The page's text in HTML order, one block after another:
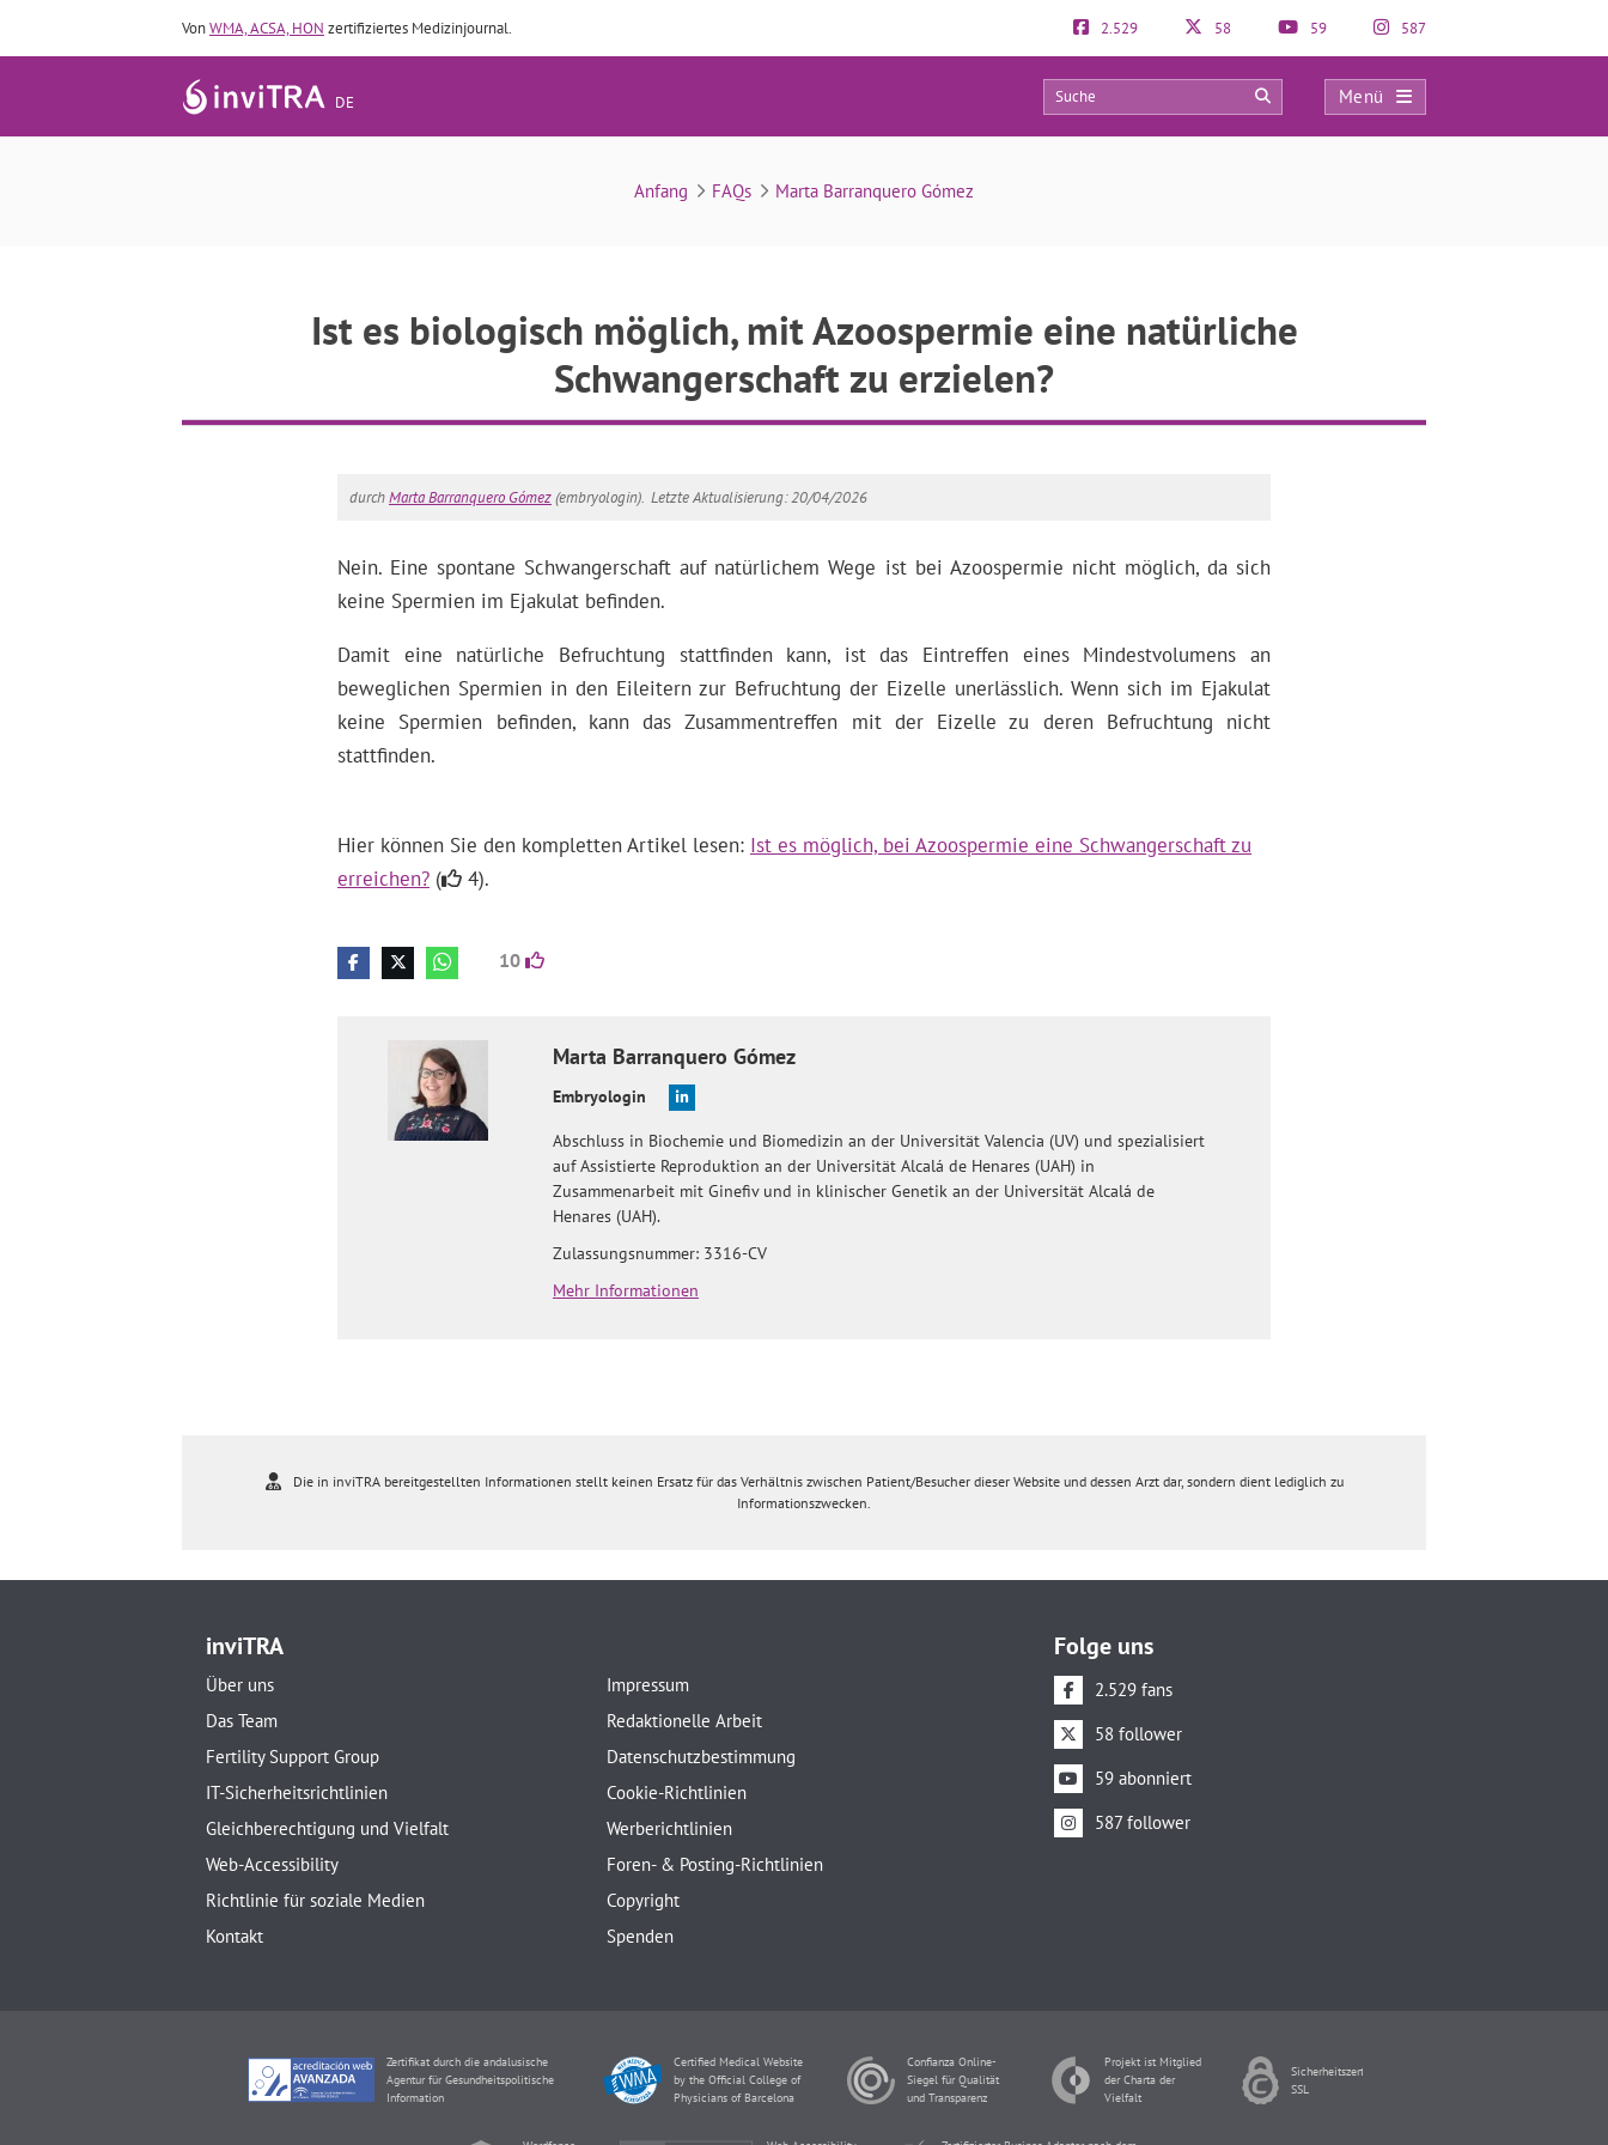
VonWMA, ACSA, HON zertifiziertes Medizinjournal. 2.529 58 59 587
DE
Menü
FAQs
9 0
Anfang FAQs Marta Barranquero Gómez
Ist es biologisch möglich, mit Azoospermie eine natürliche
Schwangerschaft zu erzielen?
durchMarta Barranquero Gómez(embryologin). Letzte Aktualisierung: 20/04/2026
Nein. Eine spontane Schwangerschaft auf natürlichem Wege ist bei Azoospermie nicht möglich, da sich
keine Spermien im Ejakulat befinden.
Damit eine natürliche Befruchtung stattfinden kann, ist das Eintreffen eines Mindestvolumens an
beweglichen Spermien in den Eileitern zur Befruchtung der Eizelle unerlässlich. Wenn sich im Ejakulat
keine Spermien befinden, kann das Zusammentreffen mit der Eizelle zu deren Befruchtung nicht
stattfinden.
Hier können Sie den kompletten Artikel lesen: Ist es möglich, bei Azoospermie eine Schwangerschaft zu
erreichen? ( 4).
10
Marta Barranquero Gómez
Embryologin
Abschluss in Biochemie und Biomedizin an der Universität Valencia (UV) und spezialisiert
auf Assistierte Reproduktion an der Universität Alcalá de Henares (UAH) in
Zusammenarbeit mit Ginefiv und in klinischer Genetik an der Universität Alcalá de
Henares (UAH).
Zulassungsnummer: 3316-CV
Mehr Informationen
Die in inviTRA bereitgestellten Informationen stellt keinen Ersatz für das Verhältnis zwischen Patient/Besucher dieser Website und dessen Arzt dar, sondern dient lediglich zu
Informationszwecken.
inviTRA
Über uns
Das Team
Fertility Support Group
IT-Sicherheitsrichtlinien
Gleichberechtigung und Vielfalt
Web-Accessibility
Richtlinie für soziale Medien
Kontakt
Impressum
Redaktionelle Arbeit
Datenschutzbestimmung
Cookie-Richtlinien
Werberichtlinien
Foren- & Posting-Richtlinien
Copyright
Spenden
Folge uns
2.529 fans
58 follower
59 abonniert
587 follower
Zertifikat durch die andalusische
Agentur für Gesundheitspolitische
Information
Certified Medical Website
by the Official College of
Physicians of Barcelona
Confianza Online-
Siegel für Qualität
und Transparenz
Projekt ist Mitglied
der Charta der
Vielfalt
Sicherheitszertifikat
SSL